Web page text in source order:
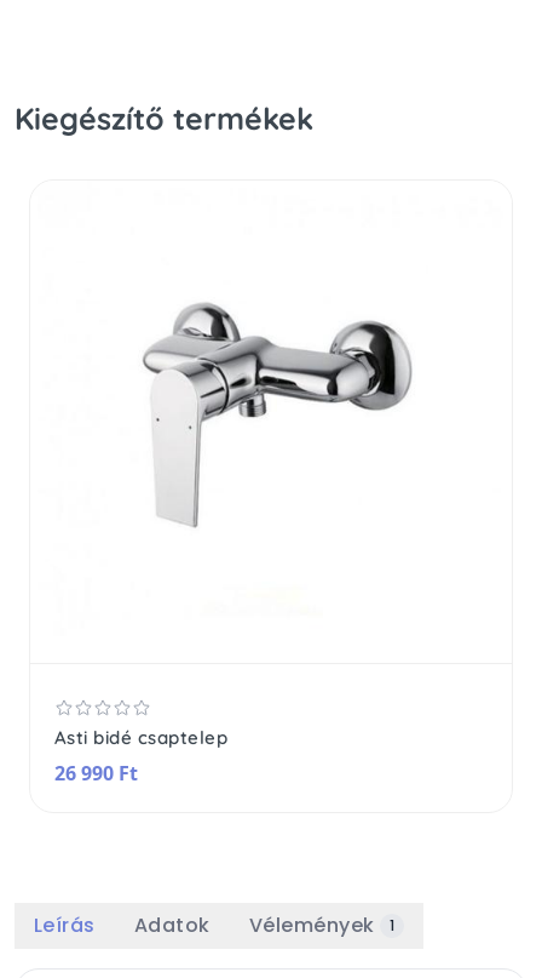
Kiegészítő termékek
Asti bidé csaptelep
26 990 Ft
Leírás Adatok Vélemények 1